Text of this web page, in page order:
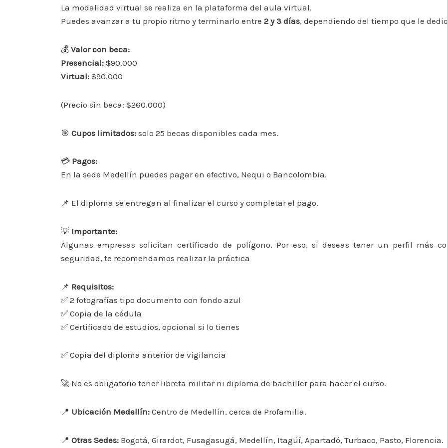
La modalidad virtual se realiza en la plataforma del aula virtual.
Puedes avanzar a tu propio ritmo y terminarlo entre 2 y 3 días, dependiendo del tiempo que le
💰 Valor con beca:
Presencial: $90.000
Virtual: $90.000
(Precio sin beca: $260.000)
🎯 Cupos limitados: solo 25 becas disponibles cada mes.
💳 Pagos:
En la sede Medellín puedes pagar en efectivo, Nequi o Bancolombia.
📌 El diploma se entregan al finalizar el curso y completar el pago.
💡 Importante:
Algunas empresas solicitan certificado de polígono. Por eso, si deseas tener un perfil más
seguridad, te recomendamos realizar la práctica
📌 Requisitos:
✅ 2 fotografías tipo documento con fondo azul
✅ Copia de la cédula
✅ Certificado de estudios, opcional si lo tienes
✅ Copia del diploma anterior de vigilancia
🚀 No es obligatorio tener libreta militar ni diploma de bachiller para hacer el curso.
📍 Ubicación Medellín: Centro de Medellín, cerca de Profamilia.
📍 Otras Sedes: Bogotá, Girardot, Fusagasugá, Medellín, Itagüí, Apartadó, Turbaco, Pasto, Florencia.